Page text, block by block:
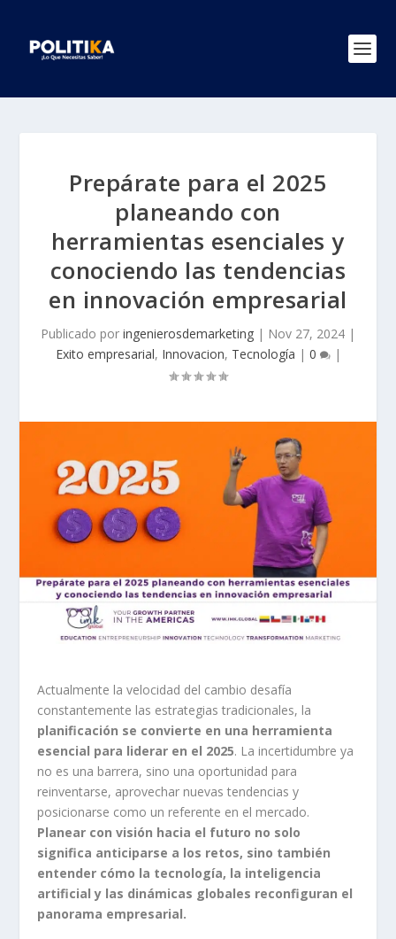
Prepárate para el 2025
planeando con
herramientas esenciales y
conociendo las tendencias
en innovación empresarial
Publicado por ingenierosdemarketing | Nov 27, 2024 |
Exito empresarial, Innovacion, Tecnología | 0 |
Actualmente la velocidad del cambio desafía
constantemente las estrategias tradicionales, la
planificación se convierte en una herramienta
esencial para liderar en el 2025. La incertidumbre ya
no es una barrera, sino una oportunidad para
reinventarse, aprovechar nuevas tendencias y
posicionarse como un referente en el mercado.
Planear con visión hacia el futuro no solo
significa anticiparse a los retos, sino también
entender cómo la tecnología, la inteligencia
artificial y las dinámicas globales reconfiguran el
panorama empresarial.